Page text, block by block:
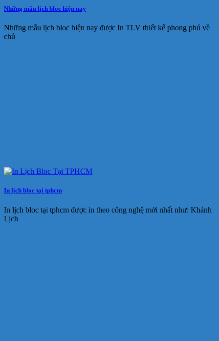
Những mẫu lịch bloc hiện nay
Những mẫu lịch bloc hiện nay được In TLV thiết kế phong phú về
chủ
In lịch bloc tại tphcm
In lịch bloc tại tphcm được in theo công nghệ mới nhất như: Khánh
Lịch